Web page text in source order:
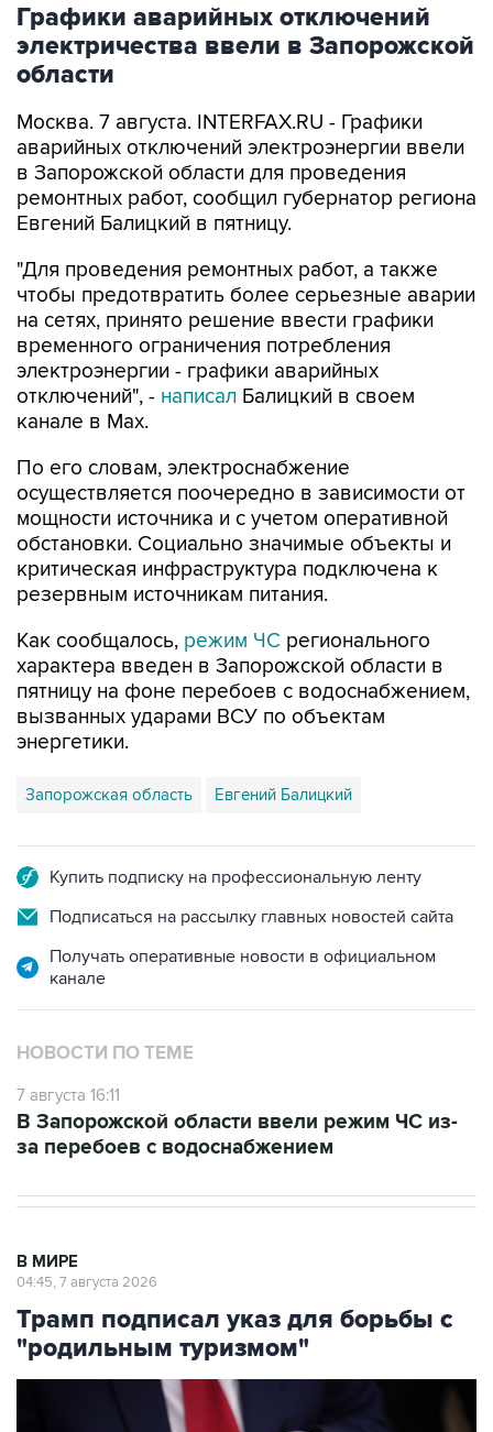
Графики аварийных отключений
электричества ввели в Запорожской
области
Москва. 7 августа. INTERFAX.RU - Графики
аварийных отключений электроэнергии ввели
в Запорожской области для проведения
ремонтных работ, сообщил губернатор региона
Евгений Балицкий в пятницу.
"Для проведения ремонтных работ, а также
чтобы предотвратить более серьезные аварии
на сетях, принято решение ввести графики
временного ограничения потребления
электроэнергии - графики аварийных
отключений", - написал Балицкий в своем
канале в Max.
По его словам, электроснабжение
осуществляется поочередно в зависимости от
мощности источника и с учетом оперативной
обстановки. Социально значимые объекты и
критическая инфраструктура подключена к
резервным источникам питания.
Как сообщалось, режим ЧС регионального
характера введен в Запорожской области в
пятницу на фоне перебоев с водоснабжением,
вызванных ударами ВСУ по объектам
энергетики.
Запорожская область Евгений Балицкий
Купить подписку на профессиональную ленту
Подписаться на рассылку главных новостей сайта
Получать оперативные новости в официальном
канале
НОВОСТИ ПО ТЕМЕ
7 августа 16:11
В Запорожской области ввели режим ЧС из-
за перебоев с водоснабжением
В МИРЕ
04:45, 7 августа 2026
Трамп подписал указ для борьбы с
"родильным туризмом"